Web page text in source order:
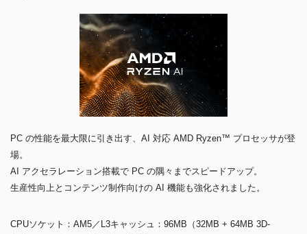
PC の性能を最大限に引き出す、AI 対応 AMD Ryzen™ プロセッサが登
場。
AI アクセラレーション搭載で PC の隅々までスピードアップ。
生産性向上とコンテンツ制作向けの AI 機能も強化されました。
CPUソケット：AM5／L3キャッシュ：96MB（32MB + 64MB 3D-